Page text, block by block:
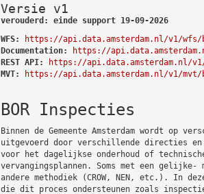
Versie v1
verouderd: einde support 19-09-2026
WFS:
https://api.data.amsterdam.nl/v1/wfs/
Documentation:
https://
REST API:
https://api.data.amsterdam.nl/v1/
MVT:
https://api.data.amsterdam.nl/v1/mvt/
BOR Inspecties
Binnen de Gemeente Amsterdam wordt op
uitgevoerd door verschillende directies
voor het dagelijkse onderhoud of
vervangingsplannen. Soms met een gelijke-
andere methodiek (CROW, NEN, etc.). In
die dit proces ondersteunen zoals